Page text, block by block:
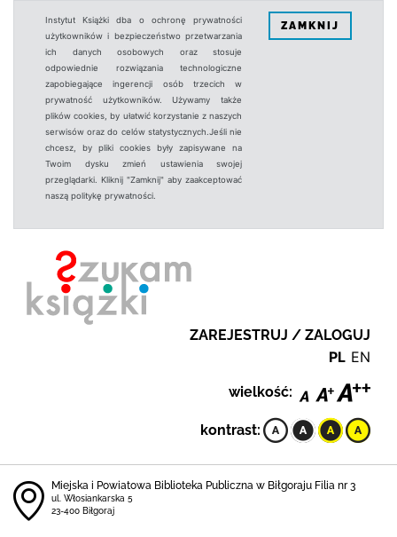
Instytut Książki dba o ochronę prywatności
użytkowników i bezpieczeństwo przetwarzania
ich danych osobowych oraz stosuje
odpowiednie rozwiązania technologiczne
zapobiegające ingerencji osób trzecich w
prywatność użytkowników. Używamy także
plików cookies, by ułatwić korzystanie z naszych
serwisów oraz do celów statystycznych.Jeśli nie
chcesz, by pliki cookies były zapisywane na
Twoim dysku zmień ustawienia swojej
przeglądarki. Kliknij "Zamknij" aby zaakceptować
naszą politykę prywatności.
ZAMKNIJ
ZAREJESTRUJ / ZALOGUJ
PL EN
wielkość:
kontrast:
Miejska i Powiatowa Biblioteka Publiczna w Biłgoraju Filia nr 3
ul. Włosiankarska 5
23-400 Biłgoraj